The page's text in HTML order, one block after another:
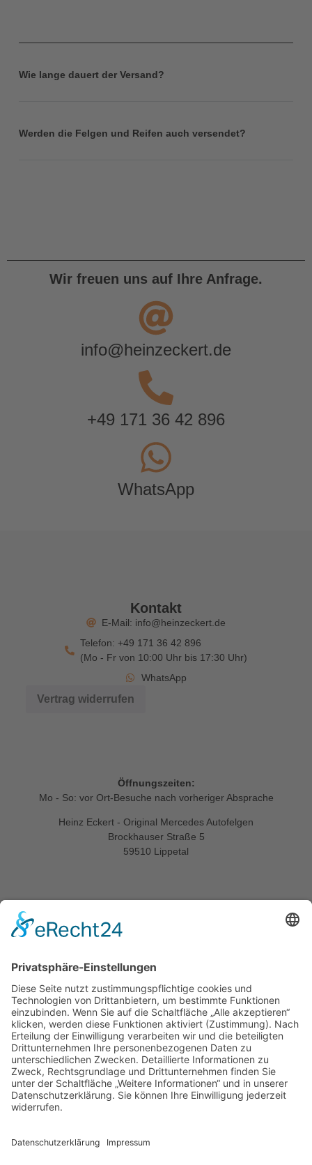
Wie lange dauert der Versand?
Werden die Felgen und Reifen auch versendet?
Wir freuen uns auf Ihre Anfrage.
info@heinzeckert.de
+49 171 36 42 896
WhatsApp
Öffnungszeiten:
Mo - So: vor Ort-Besuche nach vorheriger Absprache
Heinz Eckert - Original Mercedes Autofelgen
Brockhauser Straße 5
59510 Lippetal
Kontakt
E-Mail: info@heinzeckert.de
Telefon: +49 171 36 42 896
(Mo - Fr von 10:00 Uhr bis 17:30 Uhr)
WhatsApp
Vertrag widerrufen
Startseite
Impressum
Datenschutzerklärung
Allgemeine Geschäftsbedingungen
Widerrufsbelehrung
Versandarten
Zahlungsarten